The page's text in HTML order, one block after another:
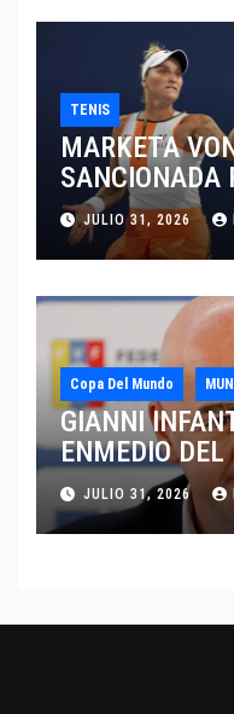
TENIS
MARKETA
SANCIONADA
JULIO 31, 2026
Copa Del Mundo
GIANNI
ENMEDIO DEL
JULIO 31, 2026